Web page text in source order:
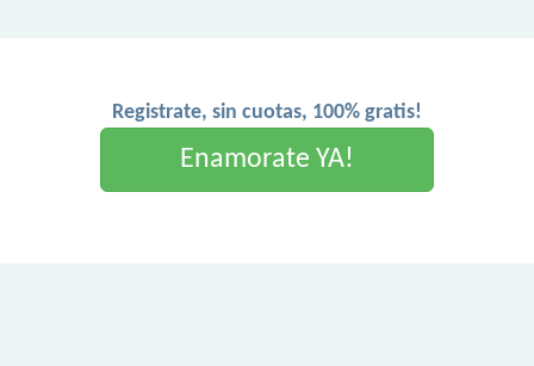
Registrate, sin cuotas, 100% gratis!
Enamorate YA!